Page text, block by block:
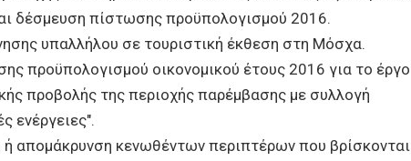
δέσμευση πίστωσης προϋπολογισμού 2016.
υπαλλήλου σε τουριστική έκθεση στη Μόσχα.
προϋπολογισμού οικονομικού έτους 2016 για το έργο
προβολής της περιοχής παρέμβασης με συλλογή
ενέργειες".
απομάκρυνση κενωθέντων περιπτέρων που βρίσκονται